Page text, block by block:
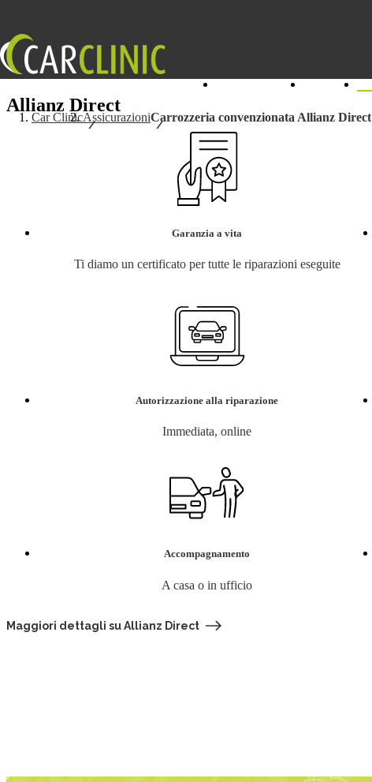
Car ClinicAssicurazioniCarrozzeria convenzionata Allianz Direct
Allianz Direct
Garanzia a vita
Ti diamo un certificato per tutte le riparazioni eseguite
Autorizzazione alla riparazione
Immediata, online
Accompagnamento
A casa o in ufficio
Maggiori dettagli su Allianz Direct